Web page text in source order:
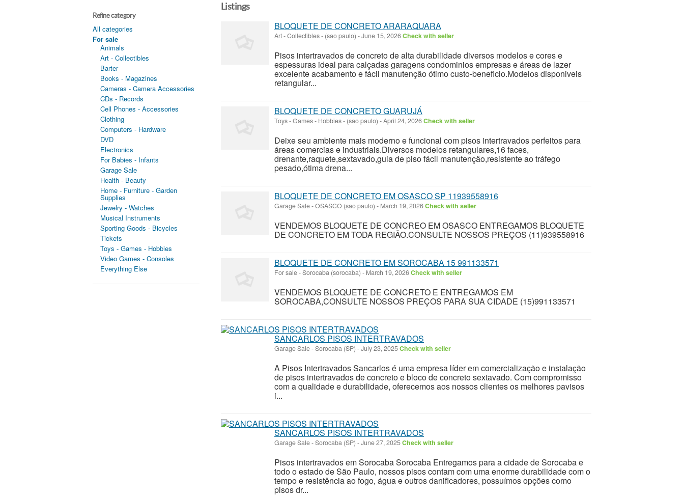
Refine category
All categories
For sale
Animals
Art - Collectibles
Barter
Books - Magazines
Cameras - Camera Accessories
CDs - Records
Cell Phones - Accessories
Clothing
Computers - Hardware
DVD
Electronics
For Babies - Infants
Garage Sale
Health - Beauty
Home - Furniture - Garden
Supplies
Jewelry - Watches
Musical Instruments
Sporting Goods - Bicycles
Tickets
Toys - Games - Hobbies
Video Games - Consoles
Everything Else
Listings
BLOQUETE DE CONCRETO ARARAQUARA
Art - Collectibles- (sao paulo) -June 15, 2026Check with seller
Pisos intertravados de concreto de alta durabilidade diversos modelos e cores e
espessuras ideal para calçadas garagens condominios empresas e áreas de lazer
excelente acabamento e fácil manutenção ótimo custo-beneficio.Modelos disponiveis
retangular...
BLOQUETE DE CONCRETO GUARUJÁ
Toys - Games - Hobbies- (sao paulo) -April 24, 2026Check with seller
Deixe seu ambiente mais moderno e funcional com pisos intertravados perfeitos para
áreas comercias e industriais.Diversos modelos retangulares,16 faces,
drenante,raquete,sextavado,guia de piso fácil manutenção,resistente ao tráfego
pesado,ótima drena...
BLOQUETE DE CONCRETO EM OSASCO SP 11939558916
Garage Sale-OSASCO (sao paulo) - March 19, 2026Check with seller
VENDEMOS BLOQUETE DE CONCREO EM OSASCO ENTREGAMOS BLOQUETE
DE CONCRETO EM TODA REGIÃO.CONSULTE NOSSOS PREÇOS (11)939558916
BLOQUETE DE CONCRETO EM SOROCABA 15 991133571
For sale-Sorocaba (sorocaba) - March 19, 2026Check with seller
VENDEMOS BLOQUETE DE CONCRETO E ENTREGAMOS EM
SOROCABA,CONSULTE NOSSOS PREÇOS PARA SUA CIDADE (15)991133571
SANCARLOS PISOS INTERTRAVADOS
Garage Sale-Sorocaba (SP) -July 23, 2025Check with seller
A Pisos Intertravados Sancarlos é uma empresa líder em comercialização e instalação
de pisos intertravados de concreto e bloco de concreto sextavado. Com compromisso
com a qualidade e durabilidade, oferecemos aos nossos clientes os melhores pavisos
i...
SANCARLOS PISOS INTERTRAVADOS
Garage Sale-Sorocaba (SP) -June 27, 2025Check with seller
Pisos intertravados em Sorocaba Sorocaba Entregamos para a cidade de Sorocaba e
todo o estado de São Paulo, nossos pisos contam com uma enorme durabilidade com o
tempo e resistência ao fogo, água e outros danificadores, possuímos opções como
pisos dr...